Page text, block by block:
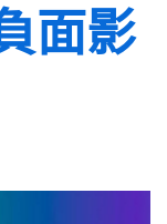
面影